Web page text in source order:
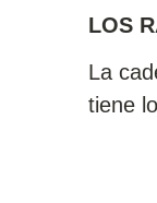
LOS
La
tiene